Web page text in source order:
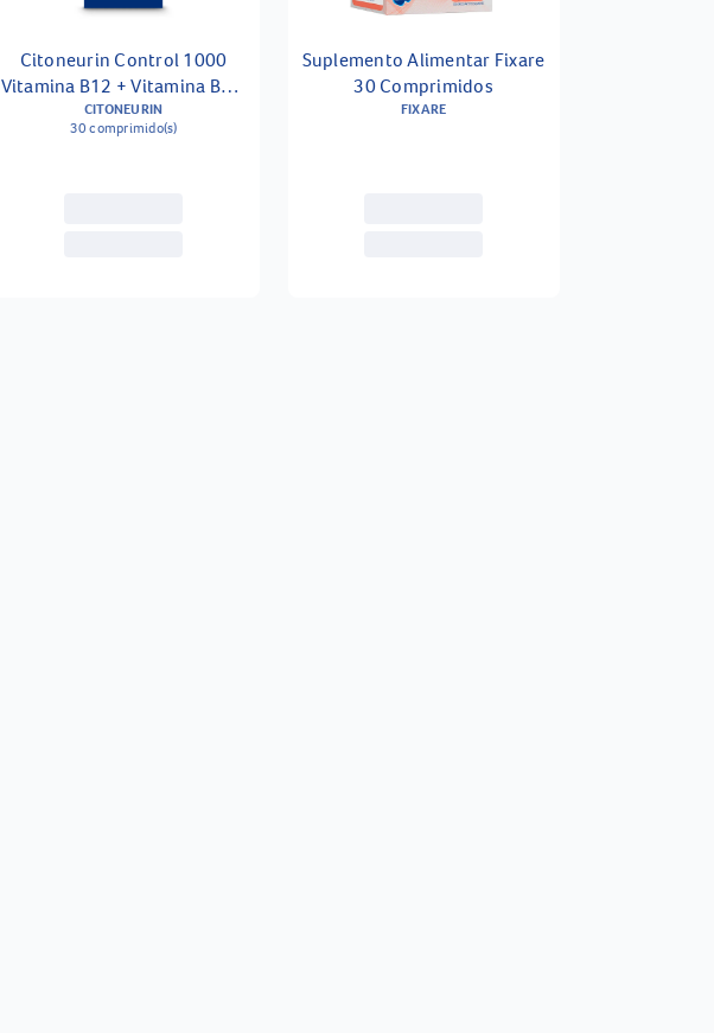
Citoneurin Control 1000
Vitamina B12 + Vitamina B6 +
Vitamina B1 30 Comprimidos
Revestidos
CITONEURIN
30 comprimido(s)
Suplemento Alimentar Fixare
30 Comprimidos
FIXARE